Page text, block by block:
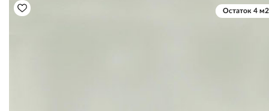
Остаток 4 м2